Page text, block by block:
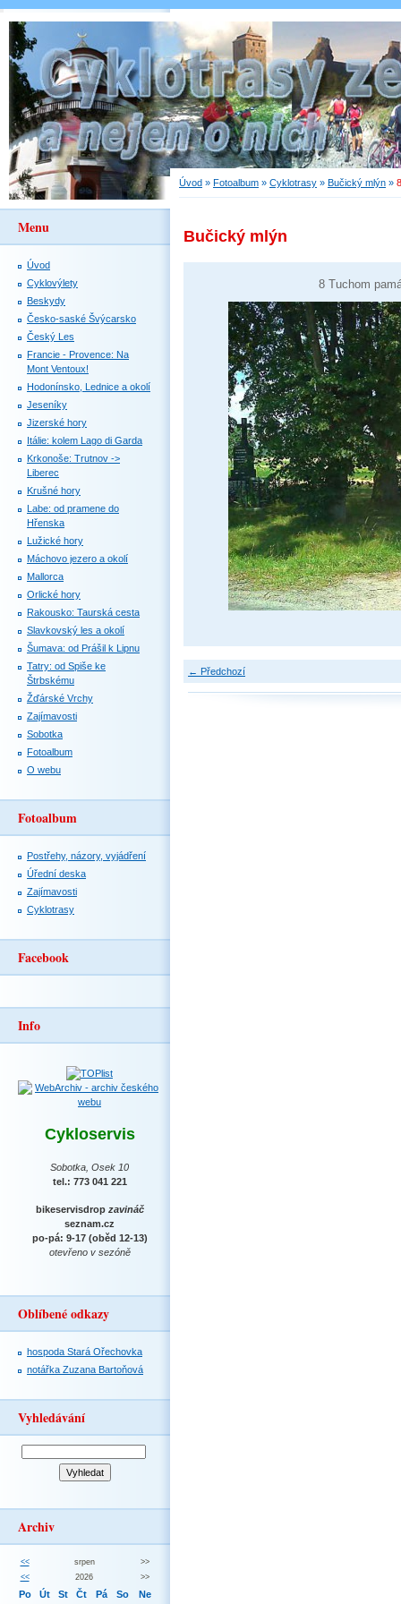
Úvod » Fotoalbum » Cyklotrasy » Bučický mlýn »
Bučický mlýn
8 Tuchom
← Předchozí
Menu
Úvod
Cyklovýlety
Beskydy
Česko-saské Švýcarsko
Český Les
Francie - Provence: Na
Mont Ventoux!
Hodonínsko, Lednice a okolí
Jeseníky
Jizerské hory
Itálie: kolem Lago di Garda
Krkonoše: Trutnov ->
Liberec
Krušné hory
Labe: od pramene do
Hřenska
Lužické hory
Máchovo jezero a okolí
Mallorca
Orlické hory
Rakousko: Taurská cesta
Slavkovský les a okolí
Šumava: od Prášil k Lipnu
Tatry: od Spiše ke
Štrbskému
Žďárské Vrchy
Zajímavosti
Sobotka
Fotoalbum
O webu
Fotoalbum
Postřehy, názory, vyjádření
Úřední deska
Zajímavosti
Cyklotrasy
Facebook
Info
Cykloservis
Sobotka, Osek 10
tel.: 773 041 221
bikeservisdrop zavináč
seznam.cz
po-pá: 9-17 (oběd 12-13)
otevřeno v sezóně
Oblíbené odkazy
hospoda Stará Ořechovka
notářka Zuzana Bartoňová
Vyhledávání
Archiv
<< srpen
>>
<<
2026 >>
Po Út St Čt Pá So Ne